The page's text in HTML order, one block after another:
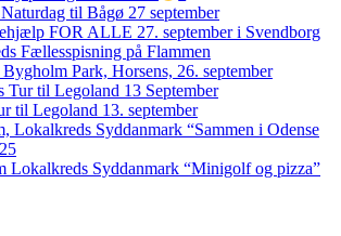
til Bågø 27 september
FOR ALLE 27. september i Svendborg
Fællesspisning på Flammen
Park, Horsens, 26. september
Tur til Legoland 13 September
til Legoland 13. september
Lokalkreds Syddanmark “Sammen i Odense
Lokalkreds Syddanmark “Minigolf og pizza”